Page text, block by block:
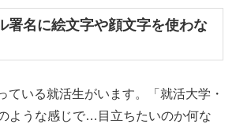
署名に絵文字や顔文字を使わな
ている就活生がいます。「就活大学・
ような感じで…目立ちたいのか何な